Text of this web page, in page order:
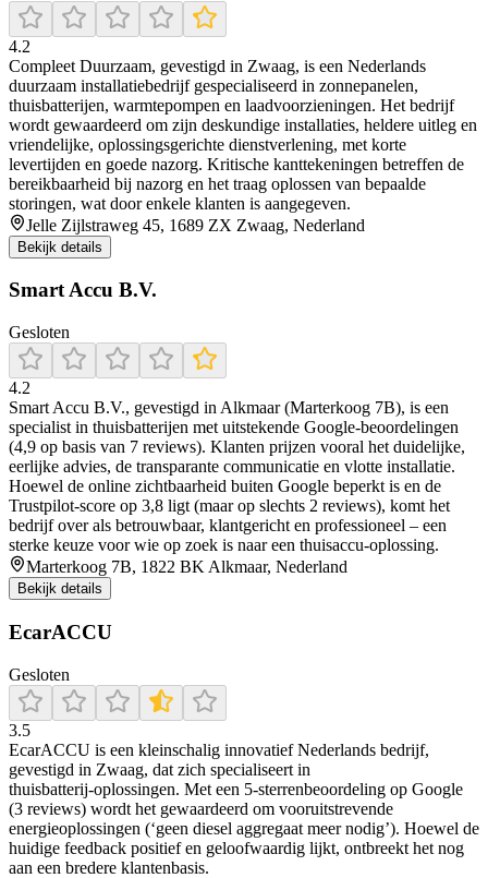
4.2
Compleet Duurzaam, gevestigd in Zwaag, is een Nederlands
duurzaam installatiebedrijf gespecialiseerd in zonnepanelen,
thuisbatterijen, warmtepompen en laadvoorzieningen. Het bedrijf
wordt gewaardeerd om zijn deskundige installaties, heldere uitleg en
vriendelijke, oplossingsgerichte dienstverlening, met korte
levertijden en goede nazorg. Kritische kanttekeningen betreffen de
bereikbaarheid bij nazorg en het traag oplossen van bepaalde
storingen, wat door enkele klanten is aangegeven.
Jelle Zijlstraweg 45, 1689 ZX Zwaag, Nederland
Bekijk details
Smart Accu B.V.
Gesloten
4.2
Smart Accu B.V., gevestigd in Alkmaar (Marterkoog 7B), is een
specialist in thuisbatterijen met uitstekende Google-beoordelingen
(4,9 op basis van 7 reviews). Klanten prijzen vooral het duidelijke,
eerlijke advies, de transparante communicatie en vlotte installatie.
Hoewel de online zichtbaarheid buiten Google beperkt is en de
Trustpilot-score op 3,8 ligt (maar op slechts 2 reviews), komt het
bedrijf over als betrouwbaar, klantgericht en professioneel – een
sterke keuze voor wie op zoek is naar een thuisaccu-oplossing.
Marterkoog 7B, 1822 BK Alkmaar, Nederland
Bekijk details
EcarACCU
Gesloten
3.5
EcarACCU is een kleinschalig innovatief Nederlands bedrijf,
gevestigd in Zwaag, dat zich specialiseert in
thuisbatterij‑oplossingen. Met een 5‑sterrenbeoordeling op Google
(3 reviews) wordt het gewaardeerd om vooruitstrevende
energieoplossingen (‘geen diesel aggregaat meer nodig’). Hoewel de
huidige feedback positief en geloofwaardig lijkt, ontbreekt het nog
aan een bredere klantenbasis.